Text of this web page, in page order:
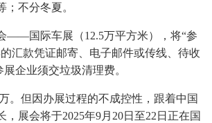
；不分冬夏。
国际车展（12.5万平方米），将“参
汇款凭证邮寄、电子邮件或传线、待收
企业须交垃圾清理费。
但因办展过程的不成控性，跟着中国
，展会将于2025年9月20日至22日正在国